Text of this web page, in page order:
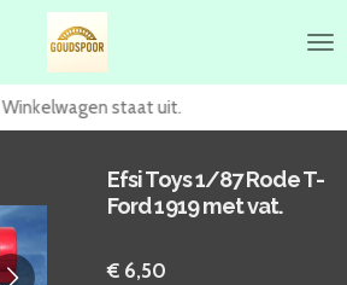
Winkelwagen staat uit.
Efsi Toys 1/87 Rode T-
Ford 1919 met vat.
€ 6,50